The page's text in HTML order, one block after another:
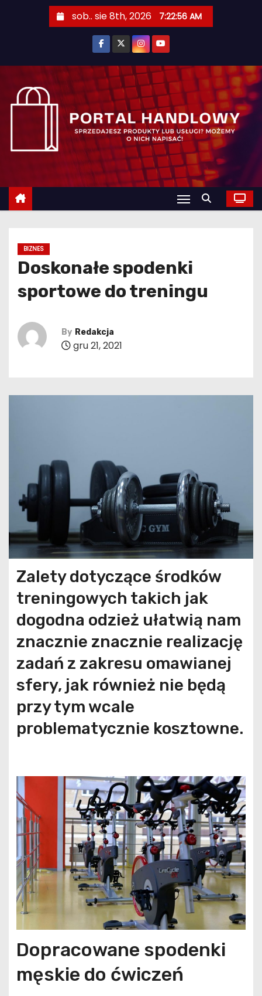
n
sob.. sie 8th, 2026 7:22:57 AM
BIZNES
Doskonałe spodenki
sportowe do treningu
By Redakcja
gru 21, 2021
Zalety dotyczące środków
treningowych takich jak
dogodna odzież ułatwią nam
znacznie znacznie realizację
zadań z zakresu omawianej
sfery, jak również nie będą
przy tym wcale
problematycznie kosztowne.
Dopracowane spodenki
męskie do ćwiczeń